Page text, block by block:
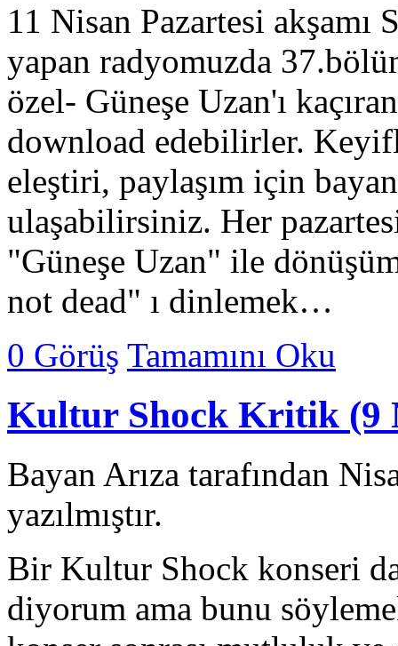
11 Nisan Pazartesi akşamı
yapan radyomuzda
özel- Güneşe Uzan'ı
download edebilirler.
eleştiri, paylaşım için
ulaşabilirsiniz. Her
"Güneşe Uzan" ile
not dead" ı dinlemek…
0 Görüş Tamamını Oku
Kultur Shock Kritik (9
Bayan Arıza tarafından
yazılmıştır.
Bir Kultur Shock konseri
diyorum ama bunu